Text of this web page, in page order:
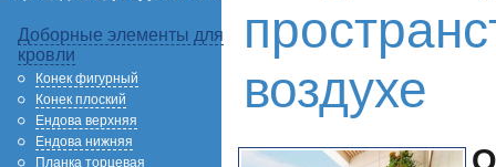
Доборные элементы для
кровли
Конек фигурный
Конек плоский
Ендова верхняя
Ендова нижняя
Планка торцевая
воздухе